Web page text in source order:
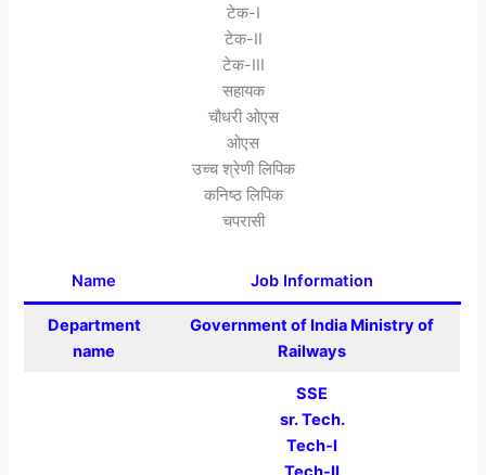
टेक-I
टेक-II
टेक-III
सहायक
चौधरी ओएस
ओएस
उच्च श्रेणी लिपिक
कनिष्ठ लिपिक
चपरासी
Name Job Information
Department
name
Government of India Ministry of
Railways
SSE
sr. Tech.
Tech-I